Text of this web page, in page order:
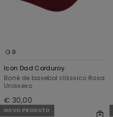
9
Icon Dad Corduroy
Boné de basebol clássico Rosa
Unissexo
€ 30,00
NOVO PRODUTO